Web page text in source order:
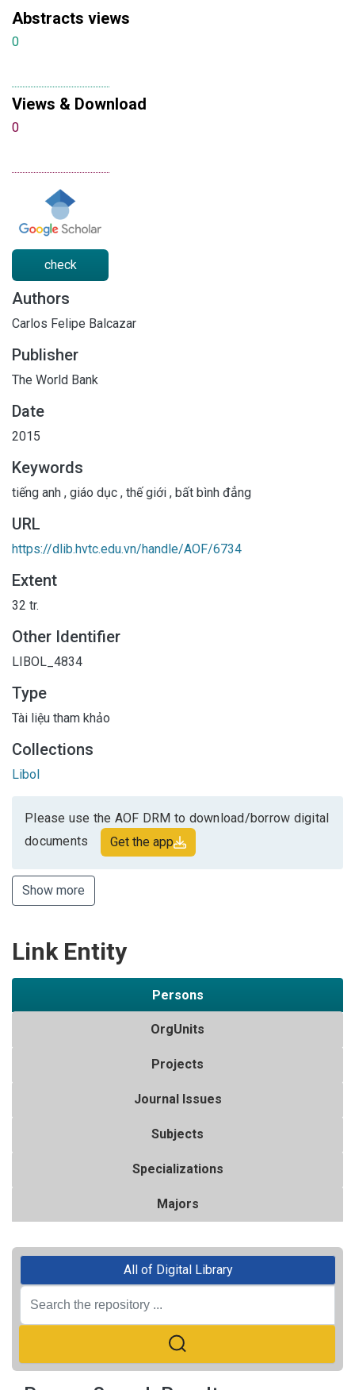
Abstracts views
0
Views & Download
0
check
Authors
Carlos Felipe Balcazar
Publisher
The World Bank
Date
2015
Keywords
tiếng anh , giáo dục , thế giới , bất bình đẳng
URL
https://dlib.hvtc.edu.vn/handle/AOF/6734
Extent
32 tr.
Other Identifier
LIBOL_4834
Type
Tài liệu tham khảo
Collections
Libol
Please use the AOF DRM to download/borrow digital
documents
Get the app
Show more
Link Entity
Persons
OrgUnits
Projects
Journal Issues
Subjects
Specializations
Majors
All of Digital Library